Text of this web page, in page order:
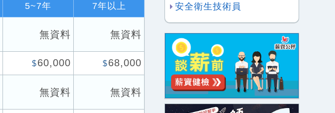
5~7年 7年以上
無資料 無資料
$60,000 $68,000
無資料 無資料
安全衛生技術員